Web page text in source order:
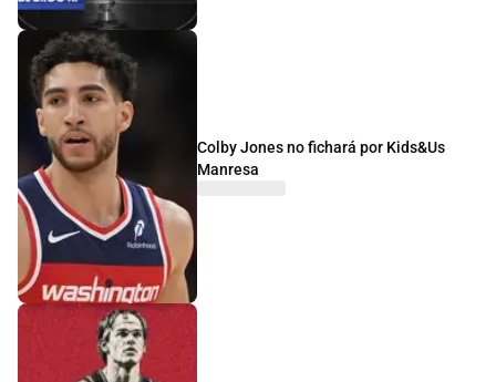
Colby Jones no fichará por Kids&Us
Manresa